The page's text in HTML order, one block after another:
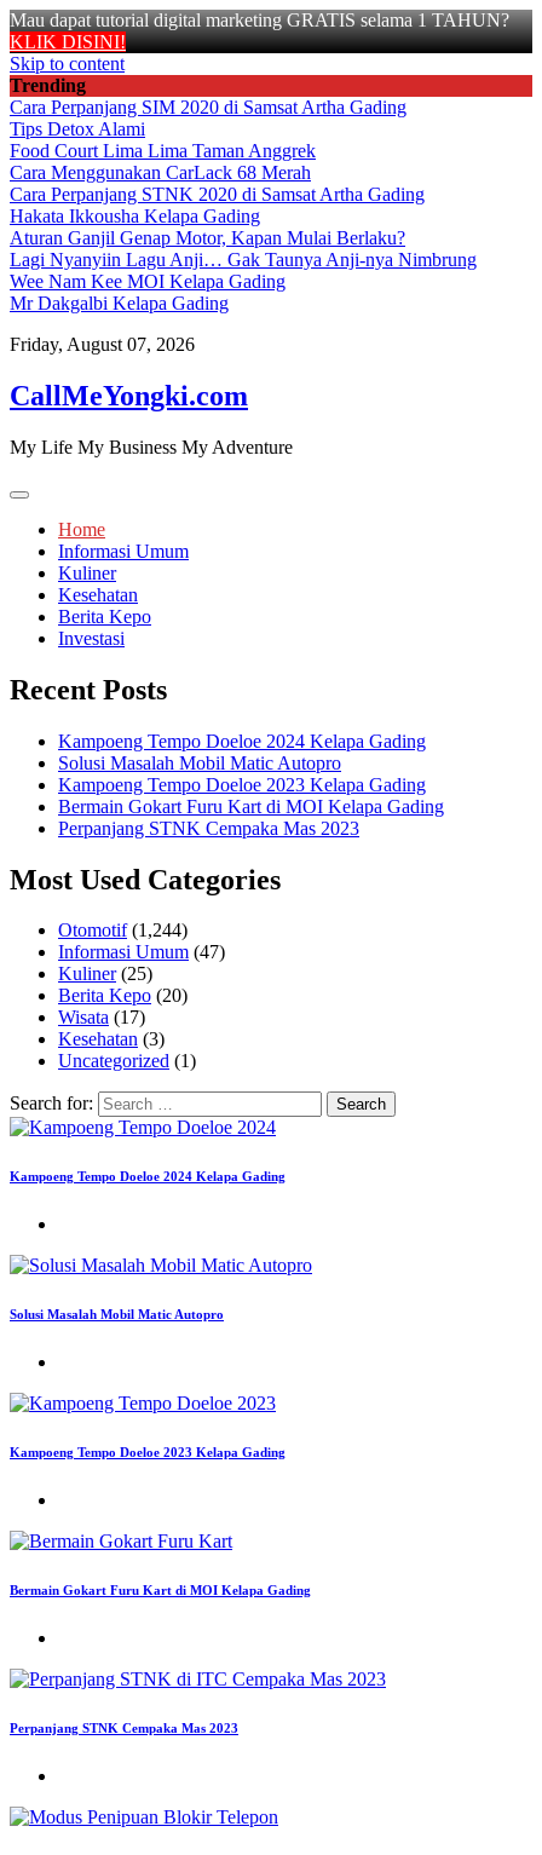
Mau dapat tutorial digital marketing GRATIS selama 1 TAHUN?
KLIK DISINI!
Skip to content
Trending
Cara Perpanjang SIM 2020 di Samsat Artha Gading
Tips Detox Alami
Food Court Lima Lima Taman Anggrek
Cara Menggunakan CarLack 68 Merah
Cara Perpanjang STNK 2020 di Samsat Artha Gading
Hakata Ikkousha Kelapa Gading
Aturan Ganjil Genap Motor, Kapan Mulai Berlaku?
Lagi Nyanyiin Lagu Anji… Gak Taunya Anji-nya Nimbrung
Wee Nam Kee MOI Kelapa Gading
Mr Dakgalbi Kelapa Gading
Friday, August 07, 2026
CallMeYongki.com
My Life My Business My Adventure
Home
Informasi Umum
Kuliner
Kesehatan
Berita Kepo
Investasi
Recent Posts
Kampoeng Tempo Doeloe 2024 Kelapa Gading
Solusi Masalah Mobil Matic Autopro
Kampoeng Tempo Doeloe 2023 Kelapa Gading
Bermain Gokart Furu Kart di MOI Kelapa Gading
Perpanjang STNK Cempaka Mas 2023
Most Used Categories
Otomotif(1,244)
Informasi Umum (47)
Kuliner(25)
Berita Kepo (20)
Wisata (17)
Kesehatan (3)
Uncategorized (1)
Search for:
Kampoeng Tempo Doeloe 2024 Kelapa Gading
Solusi Masalah Mobil Matic Autopro
Kampoeng Tempo Doeloe 2023 Kelapa Gading
Bermain Gokart Furu Kart di MOI Kelapa Gading
Perpanjang STNK Cempaka Mas 2023